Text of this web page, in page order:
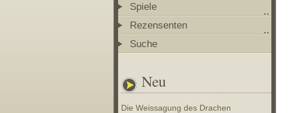
Spiele
Rezensenten
Suche
Neu
Die Weissagung des Drachen